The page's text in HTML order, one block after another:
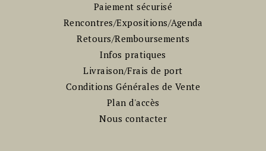
Paiement sécurisé
Rencontres/Expositions/Agenda
Retours/Remboursements
Infos pratiques
Livraison/Frais de port
Conditions Générales de Vente
Plan d'accès
Nous contacter